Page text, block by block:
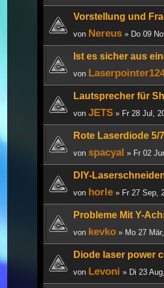
Vorstellung und
von Nereus » Do 09
Ist es sicher aus
von
Lautsprecher für
von JETS » Fr 28 Jul,
Rote Laserdiode 5/
von spacyal » Fr 02
DIY-
von horle » Fr 27 Sep,
Probleme Mit Y-
von kevko » Mo 27
Diode laser power
von Levoni » Di 23